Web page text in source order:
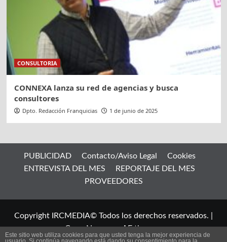
CONSULTORIA
CONNEXA lanza su red de agencias y busca
consultores
Dpto. Redacción Franquicias 1 de junio de 2025
PUBLICIDAD Contacto/Aviso Legal
Cookies
ENTREVISTA DEL MES
REPORTAJE DEL MES
PROVEEDORES
Copyright IRCMEDIA© Todos los derechos reservados.
CoverNewspor AF themes.
Este sitio web utiliza cookies para que usted tenga la mejor experiencia de